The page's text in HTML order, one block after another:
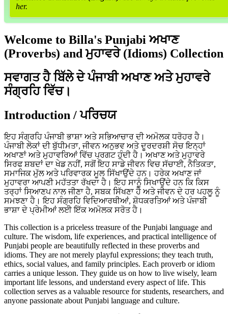
her.
Welcome to Billa's Punjabi ਅਖਾਣ
(Proverbs) and ਮੁਹਾਵਰੇ (Idioms) Collection
ਸਵਾਗਤ ਹੈ ਬਿੱਲੇ ਦੇ ਪੰਜਾਬੀ ਅਖਾਣ ਅਤੇ ਮੁਹਾਵਰੇ
ਸੰਗ੍ਰਹਿ ਵਿੱਚ।
Introduction / ਪਰਿਚਯ
ਇਹ ਸੰਗ੍ਰਹਿ ਪੰਜਾਬੀ ਭਾਸ਼ਾ ਅਤੇ ਸਭਿਆਚਾਰ ਦੀ ਅਮੋਲਕ ਧਰੋਹਰ ਹੈ।
ਪੰਜਾਬੀ ਲੋਕਾਂ ਦੀ ਬੁੱਧੀਮਤਾ, ਜੀਵਨ ਅਨੁਭਵ ਅਤੇ ਦੂਰਦਰਸ਼ੀ ਸੋਚ ਇਨ੍ਹਾਂ
ਅਖਾਣਾਂ ਅਤੇ ਮੁਹਾਵਰਿਆਂ ਵਿੱਚ ਪ੍ਰਗਟ ਹੁੰਦੀ ਹੈ। ਅਖਾਣ ਅਤੇ ਮੁਹਾਵਰੇ
ਸਿਰਫ ਸ਼ਬਦਾਂ ਦਾ ਖੇਡ ਨਹੀਂ, ਸਗੋਂ ਇਹ ਸਾਡੇ ਜੀਵਨ ਵਿਚ ਸੱਚਾਈ, ਨੈਤਿਕਤਾ,
ਸਮਾਜਿਕ ਮੁੱਲ ਅਤੇ ਪਰਿਵਾਰਕ ਮੂਲ ਸਿੱਖਾਉਂਦੇ ਹਨ। ਹਰੇਕ ਅਖਾਣ ਜਾਂ
ਮੁਹਾਵਰਾ ਆਪਣੀ ਮਹੱਤਤਾ ਰੱਖਦਾ ਹੈ। ਇਹ ਸਾਨੂੰ ਸਿਖਾਉਂਦੇ ਹਨ ਕਿ ਕਿਸ
ਤਰ੍ਹਾਂ ਸਿਆਣਪ ਨਾਲ ਜੀਣਾ ਹੈ, ਸਬਕ ਸਿੱਖਣਾ ਹੈ ਅਤੇ ਜੀਵਨ ਦੇ ਹਰ ਪਹਲੂ ਨੂੰ
ਸਮਝਣਾ ਹੈ। ਇਹ ਸੰਗ੍ਰਹਿ ਵਿਦਿਆਰਥੀਆਂ, ਸ਼ੋਧਕਰਤਿਆਂ ਅਤੇ ਪੰਜਾਬੀ
ਭਾਸ਼ਾ ਦੇ ਪ੍ਰੇਮੀਆਂ ਲਈ ਇੱਕ ਅਮੋਲਕ ਸਰੋਤ ਹੈ।
This collection is a priceless treasure of the Punjabi language and
culture. The wisdom, life experiences, and practical intelligence of
Punjabi people are beautifully reflected in these proverbs and
idioms. They are not merely playful expressions; they teach truth,
ethics, social values, and family principles. Each proverb or idiom
carries a unique lesson. They guide us on how to live wisely, learn
important life lessons, and understand every aspect of life. This
collection serves as a valuable resource for students, researchers, and
anyone passionate about Punjabi language and culture.